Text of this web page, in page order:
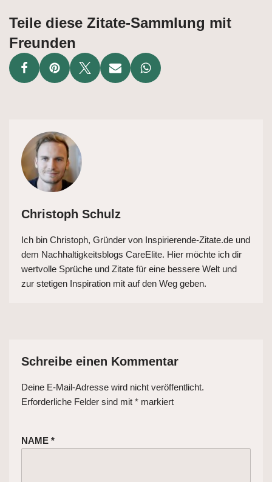
Teile diese Zitate-Sammlung mit
Freunden
Christoph Schulz
Ich bin Christoph, Gründer von Inspirierende-Zitate.de und
dem Nachhaltigkeitsblogs CareElite. Hier möchte ich dir
wertvolle Sprüche und Zitate für eine bessere Welt und
zur stetigen Inspiration mit auf den Weg geben.
Schreibe einen Kommentar
Deine E-Mail-Adresse wird nicht veröffentlicht.
Erforderliche Felder sind mit * markiert
NAME *